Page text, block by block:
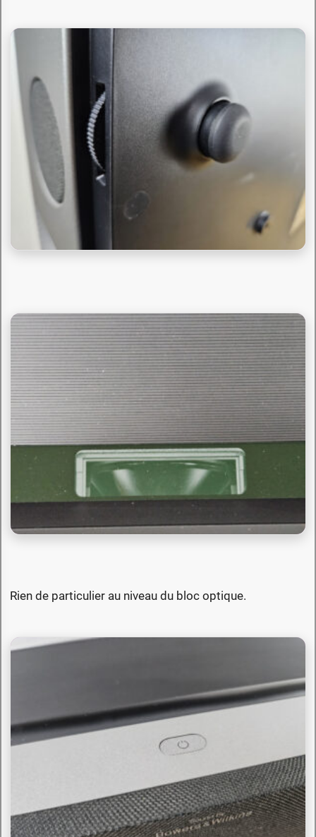
Rien de particulier au niveau du bloc optique.